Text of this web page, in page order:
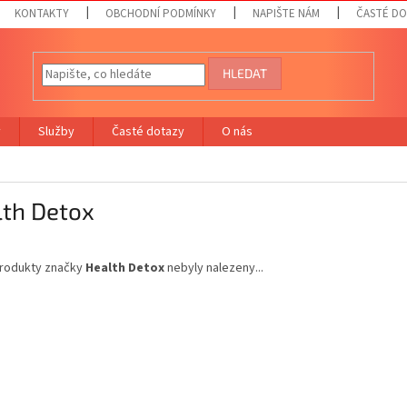
KONTAKTY OBCHODNÍ PODMÍNKY NAPIŠTE NÁM ČASTÉ
HLEDAT
Služby Časté dotazy
O nás
Detox
značky Health Detoxnebyly nalezeny...